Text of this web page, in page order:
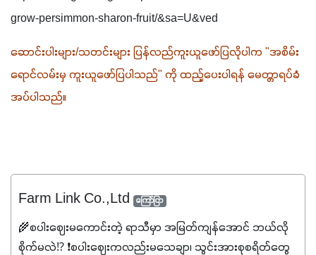
grow-persimmon-sharon-fruit/&sa=U&ved
ဆောင်းပါးများ/သတင်းများ ပြန်လည်ကူးယူဖော်ပြလိုပါက "အစိမ်း
ရောင်လမ်းမှ ကူးယူဖော်ပြပါသည်" ကို ထည့်ပေးပါရန် မေတ္တာရပ်ခံ
အပ်ပါသည်။
Farm Link Co.,Ltd ကြော်ငြာ
🌾စပါးဈေးမကောင်းတဲ့ ရာသီမှာ အမြတ်ကျန်အောင် ဘယ်လို
စိုက်မလဲ⁉️ ❗စပါးဈေးကလည်းမသေချာ၊ သွင်းအားစုစရိတ်တွေ